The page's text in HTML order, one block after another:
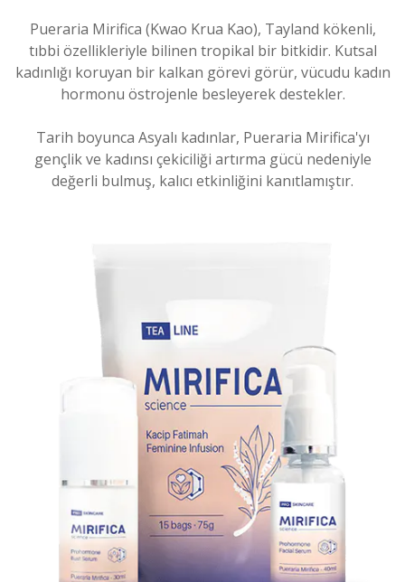
Pueraria Mirifica (Kwao Krua Kao), Tayland kökenli,
tıbbi özellikleriyle bilinen tropikal bir bitkidir. Kutsal
kadınlığı koruyan bir kalkan görevi görür, vücudu kadın
hormonu östrojenle besleyerek destekler.
Tarih boyunca Asyalı kadınlar, Pueraria Mirifica'yı
gençlik ve kadınsı çekiciliği artırma gücü nedeniyle
değerli bulmuş, kalıcı etkinliğini kanıtlamıştır.